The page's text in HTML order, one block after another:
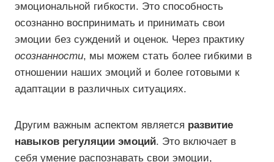
эмоциональной гибкости. Это способность
осознанно воспринимать и принимать свои
эмоции без суждений и оценок. Через практику
осознанности, мы можем стать более гибкими в
отношении наших эмоций и более готовыми к
адаптации в различных ситуациях.
Другим важным аспектом является развитие
навыков регуляции эмоций. Это включает в
себя умение распознавать свои эмоции,